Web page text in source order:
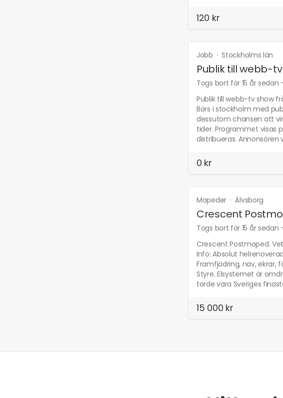
120 kr
Jobb ·Stockholms län
Publik till webb-
Togs bort för 15 år sedan
Publik till webb-tv show
Börs i stockholm med
dessutom chansen att
tider. Programmet visas
distribueras.
0 kr
Mopeder ·Älvsborg
Crescent
Togs bort för 15 år sedan
Crescent Postmoped.
Info: Absolut
Framfjädring, nav, ekrar,
Styre. Elsystemet är
torde vara Sveriges
15 000 kr